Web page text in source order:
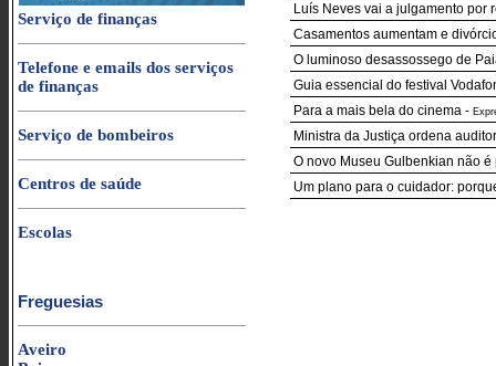
Serviço de finanças
Telefone e emails dos serviços
de finanças
Serviço de bombeiros
Centros de saúde
Escolas
Freguesias
Aveiro
Luís Neves vai a julgamento por
Casamentos aumentam e
O luminoso desassossego de
Guia essencial do festival
Para a mais bela do cinema -
Ministra da Justiça ordena
O novo Museu Gulbenkian não
Um plano para o cuidador: